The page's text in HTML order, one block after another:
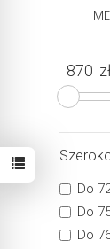
Do
Do
Do